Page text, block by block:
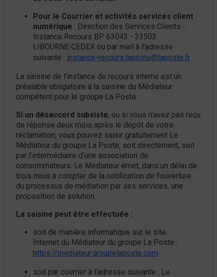
Pour le Courrier et activités services client
numérique : Direction des Services Clients -
Instance Recours BP 63043 - 33503
LIBOURNE CEDEX ou par mail à l'adresse
suivante : instance-recours.laposte@laposte.fr
La saisine de l’instance de recours interne est un
préalable obligatoire à la saisine du Médiateur
compétent pour le groupe La Poste.
Si un désaccord subsiste, ou si vous n’avez pas reçu
de réponse deux mois après le dépôt de votre
réclamation, vous pouvez saisir gratuitement Le
Médiateur du groupe La Poste, soit directement, soit
par l’intermédiaire d’une association de
consommateurs. Le Médiateur émet, dans un délai de
trois mois à compter de la notification de l’ouverture
du processus de médiation par ses services, une
proposition de solution.
La saisine peut être effectuée :
soit de manière informatique sur le site
Internet du Médiateur du groupe La Poste :
https://mediateur.groupelaposte.com
soit par courrier à l’adresse suivante : Le